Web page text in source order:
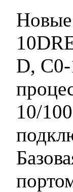
D,
10/